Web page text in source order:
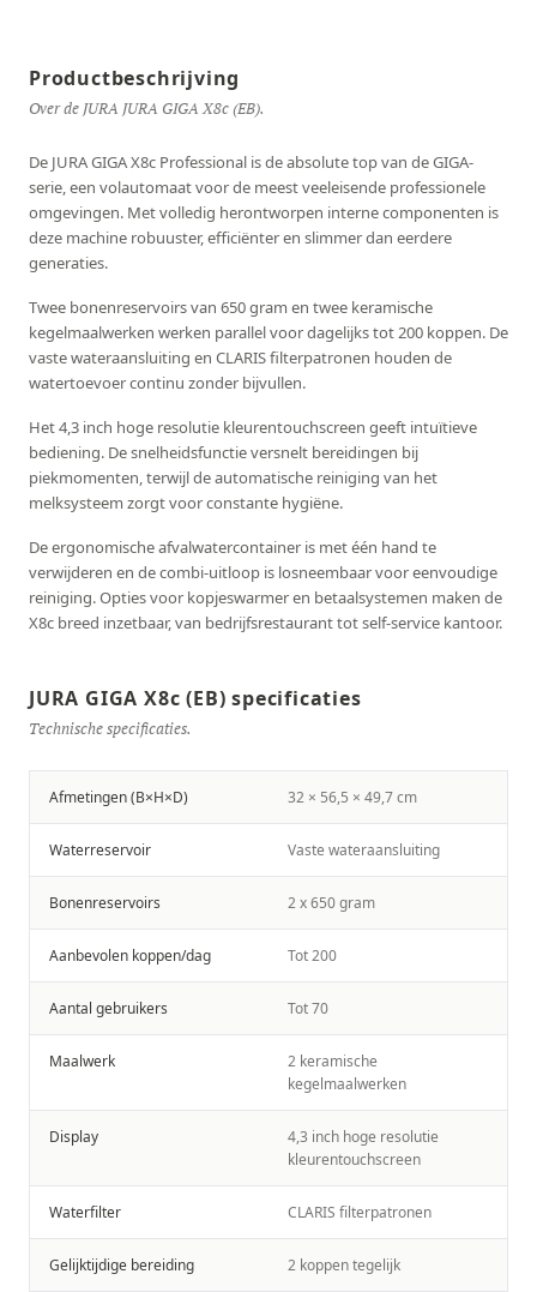
Productbeschrijving
Over de JURA JURA GIGA X8c (EB).
De JURA GIGA X8c Professional is de absolute top van de GIGA-
serie, een volautomaat voor de meest veeleisende professionele
omgevingen. Met volledig herontworpen interne componenten is
deze machine robuuster, efficiënter en slimmer dan eerdere
generaties.
Twee bonenreservoirs van 650 gram en twee keramische
kegelmaalwerken werken parallel voor dagelijks tot 200 koppen. De
vaste wateraansluiting en CLARIS filterpatronen houden de
watertoevoer continu zonder bijvullen.
Het 4,3 inch hoge resolutie kleurentouchscreen geeft intuïtieve
bediening. De snelheidsfunctie versnelt bereidingen bij
piekmomenten, terwijl de automatische reiniging van het
melksysteem zorgt voor constante hygiëne.
De ergonomische afvalwatercontainer is met één hand te
verwijderen en de combi-uitloop is losneembaar voor eenvoudige
reiniging. Opties voor kopjeswarmer en betaalsystemen maken de
X8c breed inzetbaar, van bedrijfsrestaurant tot self-service kantoor.
JURA GIGA X8c (EB) specificaties
Technische specificaties.
Afmetingen (B×H×D) 32 × 56,5 × 49,7 cm
Waterreservoir Vaste wateraansluiting
Bonenreservoirs 2 x 650 gram
Aanbevolen koppen/dag Tot 200
Aantal gebruikers Tot 70
Maalwerk
2 keramische
kegelmaalwerken
Display
4,3 inch hoge resolutie
kleurentouchscreen
Waterfilter CLARIS filterpatronen
Gelijktijdige bereiding 2 koppen tegelijk